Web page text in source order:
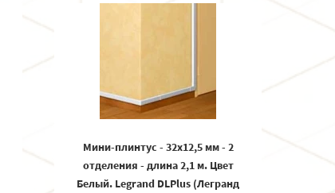
Мини-плинтус - 32x12,5 мм - 2
отделения - длина 2,1 м. Цвет
Белый. Legrand DLPlus (Легранд